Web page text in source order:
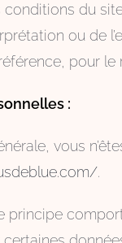
conditions du
ou de
pour
:
vous
.
principe